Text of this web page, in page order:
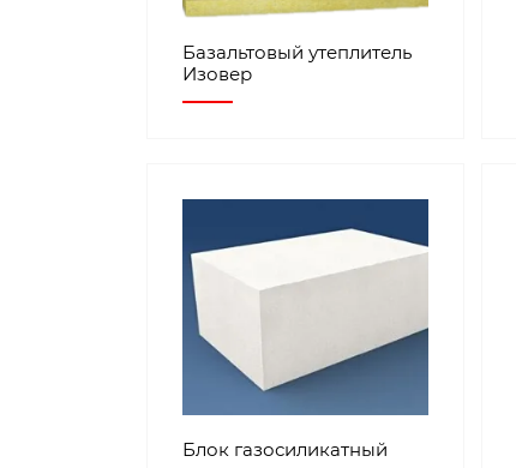
Базальтовый утеплитель
Изовер
Блок газосиликатный